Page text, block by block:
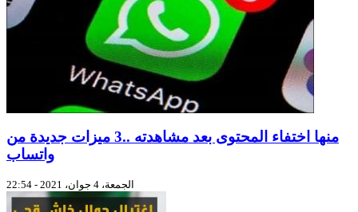
منها اختفاء المحتوى بعد مشاهدته ..3 ميزات جديدة من
واتساب
الجمعة، 4 جوان، 2021 - 22:54